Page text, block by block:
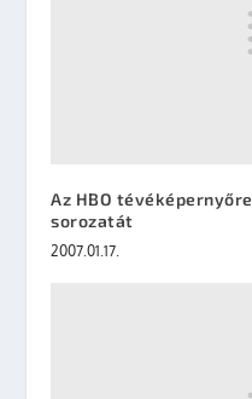
Az HBO
sorozatát
2007.01.17.